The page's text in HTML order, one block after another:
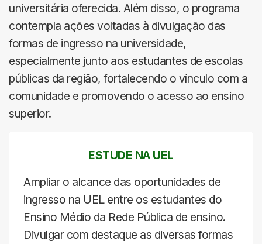
universitária oferecida. Além disso, o programa
contempla ações voltadas à divulgação das
formas de ingresso na universidade,
especialmente junto aos estudantes de escolas
públicas da região, fortalecendo o vínculo com a
comunidade e promovendo o acesso ao ensino
superior.
ESTUDE NA UEL
Ampliar o alcance das oportunidades de
ingresso na UEL entre os estudantes do
Ensino Médio da Rede Pública de ensino.
Divulgar com destaque as diversas formas